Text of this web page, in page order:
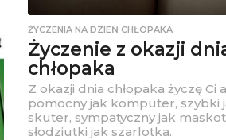
ŻYCZENIA NA DZIEŃ CHŁOPAKA
Życzenie z okazji
chłopaka
Z okazji dnia chłopaka życzę Ci
pomocny jak komputer, szybki
skuter, sympatyczny jak
słodziutki jak szarlotka.